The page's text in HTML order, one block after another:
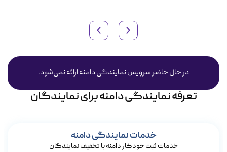
در حال حاضر سرویس نمایندگی دامنه ارائه نمی‌شود.
تعرفه نمایندگی دامنه برای نمایندگان
خدمات نمایندگی دامنه
خدمات ثبت خودکار دامنه با تخفیف نمایندگان